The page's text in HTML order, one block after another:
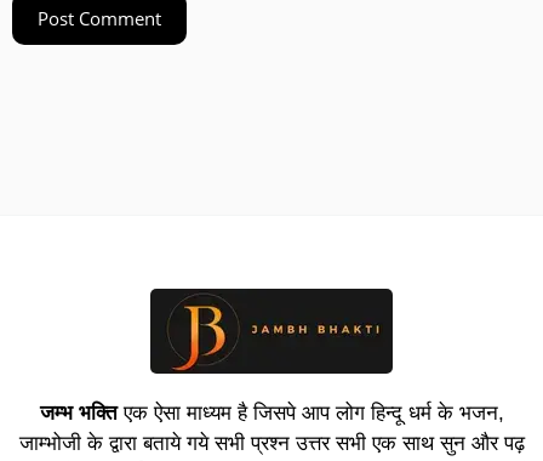
जम्भ भक्तिएक ऐसा माध्यम है जिसपे आप लोग हिन्दू धर्म के भजन,
जाम्भोजी के द्वारा बताये गये सभी प्रश्न उत्तर सभी एक साथ सुन और पढ़